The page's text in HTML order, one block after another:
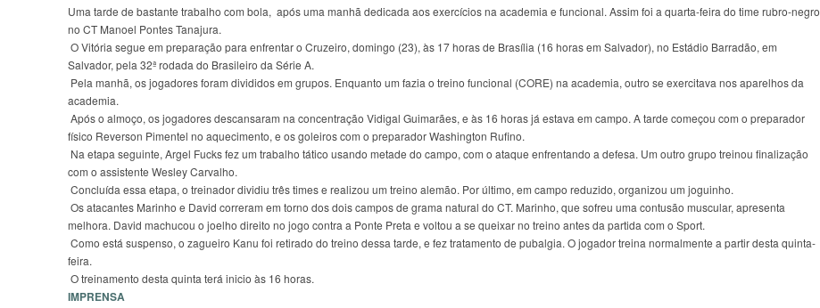
Uma tarde de bastante trabalho com bola, após uma manhã dedicada aos exercícios na academia e funcional. Assim foi a quarta-feira do time rubro-negro
no CT Manoel Pontes Tanajura.
O Vitória segue em preparação para enfrentar o Cruzeiro, domingo (23), às 17 horas de Brasília (16 horas em Salvador), no Estádio Barradão, em
Salvador, pela 32ª rodada do Brasileiro da Série A.
Pela manhã, os jogadores foram divididos em grupos. Enquanto um fazia o treino funcional (CORE) na academia, outro se exercitava nos aparelhos da
academia.
Após o almoço, os jogadores descansaram na concentração Vidigal Guimarães, e às 16 horas já estava em campo. A tarde começou com o preparador
físico Reverson Pimentel no aquecimento, e os goleiros com o preparador Washington Rufino.
Na etapa seguinte, Argel Fucks fez um trabalho tático usando metade do campo, com o ataque enfrentando a defesa. Um outro grupo treinou finalização
com o assistente Wesley Carvalho.
Concluída essa etapa, o treinador dividiu três times e realizou um treino alemão. Por último, em campo reduzido, organizou um joguinho.
Os atacantes Marinho e David correram em torno dos dois campos de grama natural do CT. Marinho, que sofreu uma contusão muscular, apresenta
melhora. David machucou o joelho direito no jogo contra a Ponte Preta e voltou a se queixar no treino antes da partida com o Sport.
Como está suspenso, o zagueiro Kanu foi retirado do treino dessa tarde, e fez tratamento de pubalgia. O jogador treina normalmente a partir desta quinta-
feira.
O treinamento desta quinta terá inicio às 16 horas.
IMPRENSA